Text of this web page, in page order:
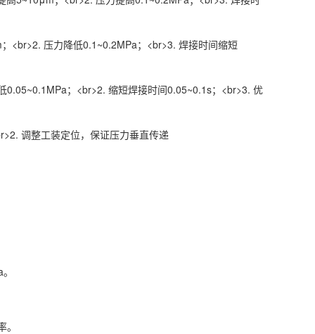
<br>2. 压力降低0.1~0.2MPa；<br>3. 焊接时间缩短
；<br>2. 缩短焊接时间0.05~0.1s；<br>3. 优
调整工装定位，保证压力垂直传递